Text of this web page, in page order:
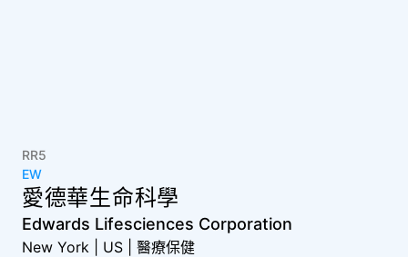
RR5
EW
愛德華生命科學
Edwards Lifesciences Corporation
New York US 醫療保健